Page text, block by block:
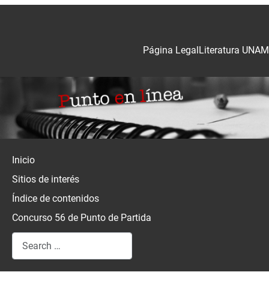
Literatura UNAM
Página Legal
Inicio
Sitios de interés
Índice de contenidos
Concurso 56 de Punto de Partida
Search